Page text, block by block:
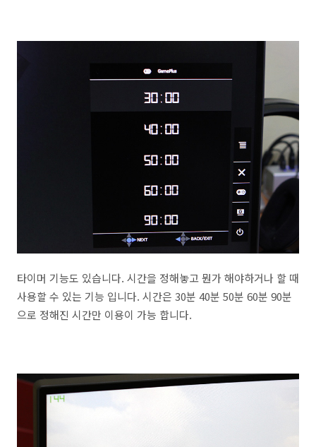
타이머 기능도 있습니다. 시간을 정해놓고 뭔가 해야하거나 할 때
사용할 수 있는 기능 입니다. 시간은 30분 40분 50분 60분 90분
으로 정해진 시간만 이용이 가능 합니다.